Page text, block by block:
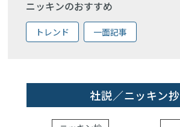
ニッキンのおすすめ
トレンド 一面記事
社説／ニッキン抄